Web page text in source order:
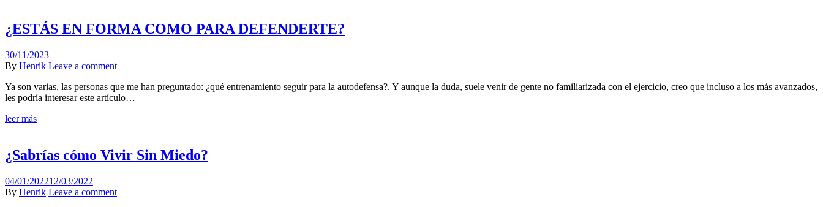
¿ESTÁS EN FORMA COMO PARA DEFENDERTE?
Posted
on
30/11/2023
Author
By Henrik Leave a comment
Ya son varias, las personas que me han preguntado: ¿qué entrenamiento seguir para la autodefensa?. Y aunque la duda, suele venir de gente no familiarizada con el ejercicio, creo que incluso a los más avanzados,
les podría interesar este artículo…
leer más
¿Sabrías cómo Vivir Sin Miedo?
Posted
on
04/01/202212/03/2022
Author
By Henrik Leave a comment